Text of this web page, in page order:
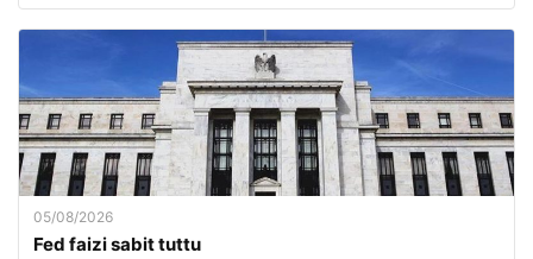
05/08/2026
Fed faizi sabit tuttu